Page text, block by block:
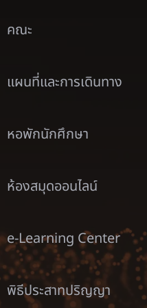
คณะ
แผนที่และการเดินทาง
หอพักนักศึกษา
ห้องสมุดออนไลน์
e-Learning Center
พิธีประสาทปริญญา